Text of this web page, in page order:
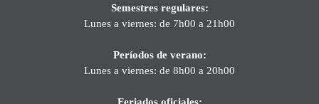
Semestres regulares:
Lunes a viernes: de 7h00 a 21h00
Períodos de verano:
Lunes a viernes: de 8h00 a 20h00
Feriados oficiales: